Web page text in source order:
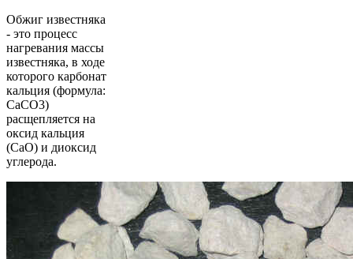
Обжиг известняка
- это процесс
нагревания массы
известняка, в ходе
которого карбонат
кальция (формула:
CaCO3)
расщепляется на
оксид кальция
(CaO) и диоксид
углерода.